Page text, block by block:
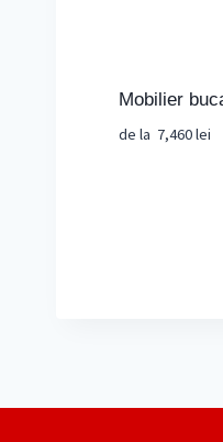
Mobilier
de la 7,460lei